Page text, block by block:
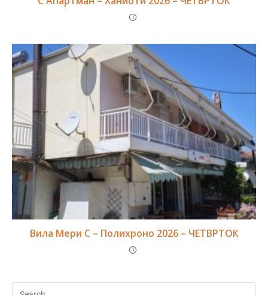
Вила Мери С – Полихроно 2026 – ЧЕТВРТОК